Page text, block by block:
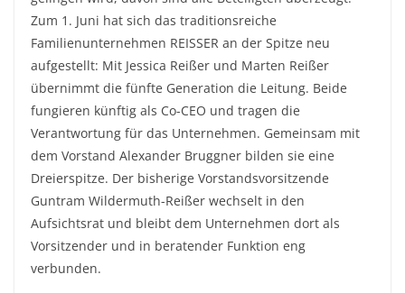
Zum 1. Juni hat sich das traditionsreiche
Familienunternehmen REISSER an der Spitze neu
aufgestellt: Mit Jessica Reißer und Marten Reißer
übernimmt die fünfte Generation die Leitung. Beide
fungieren künftig als Co-CEO und tragen die
Verantwortung für das Unternehmen. Gemeinsam mit
dem Vorstand Alexander Bruggner bilden sie eine
Dreierspitze. Der bisherige Vorstandsvorsitzende
Guntram Wildermuth-Reißer wechselt in den
Aufsichtsrat und bleibt dem Unternehmen dort als
Vorsitzender und in beratender Funktion eng
verbunden.